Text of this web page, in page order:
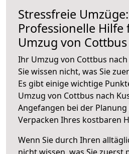
Stressfreie Umzüge:
Professionelle
Umzug von
Ihr Umzug von Cottbus
Sie wissen nicht, was Sie
Es gibt einige wichtige
Umzug von Cottbus nach
Angefangen bei der
Verpacken Ihres kostbaren
Wenn Sie durch Ihren